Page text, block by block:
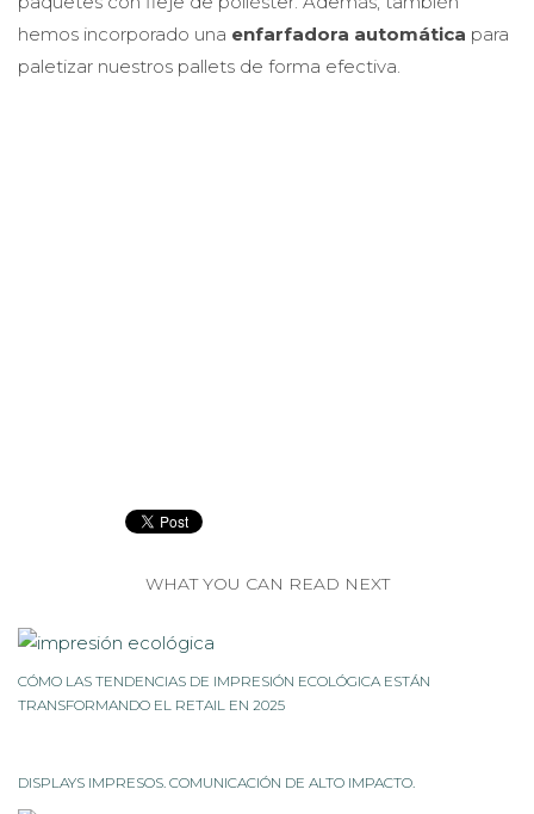
hemos incorporado una enfarfadora automática para
paletizar nuestros pallets de forma efectiva.
WHAT YOU CAN READ NEXT
CÓMO LAS TENDENCIAS DE IMPRESIÓN ECOLÓGICA ESTÁN
TRANSFORMANDO EL RETAIL EN 2025
DISPLAYS IMPRESOS. COMUNICACIÓN DE ALTO IMPACTO.